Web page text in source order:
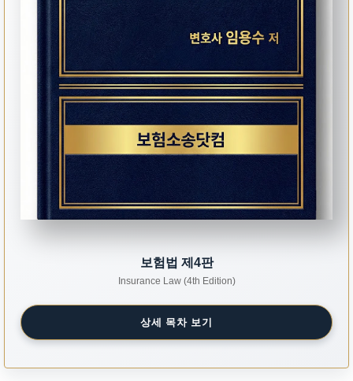
보험법 제4판
Insurance Law (4th Edition)
상세 목차 보기